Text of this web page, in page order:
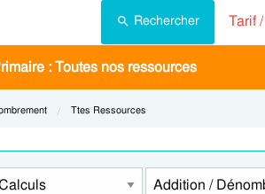
Rechercher Tarif /
: Toutes nos ressources
Current:
Ttes Ressources